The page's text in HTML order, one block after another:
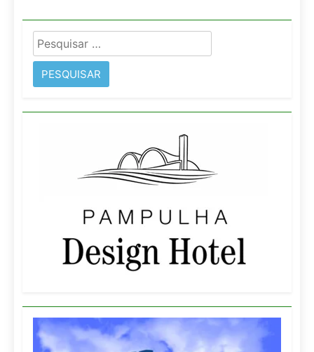
Pesquisar
por: